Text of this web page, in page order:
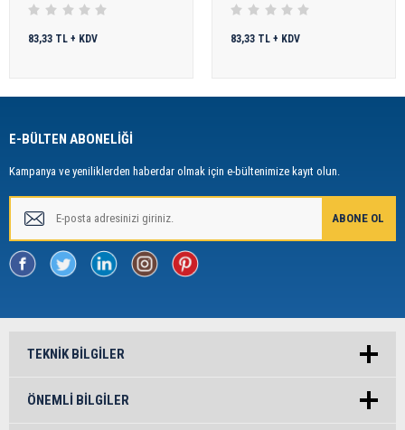
83,33 TL + KDV 83,33 TL + KDV
E-BÜLTEN ABONELİĞİ
Kampanya ve yeniliklerden haberdar olmak için e-bültenimize kayıt olun.
TEKNIK BILGILER
ÖNEMLI BILGILER